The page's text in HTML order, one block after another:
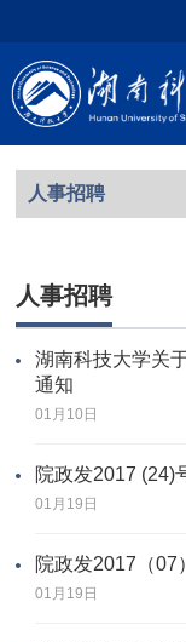
人事招聘
人事招聘
湖南科技大学关
通知
01月10日
院政发2017 (24)
01月19日
院政发2017（07
01月19日